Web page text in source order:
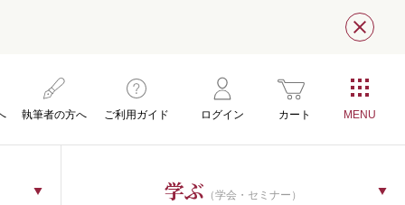
閉じ
執筆者の方へ ご利用ガイド ログイン カート
学ぶ （学会・セミナー）